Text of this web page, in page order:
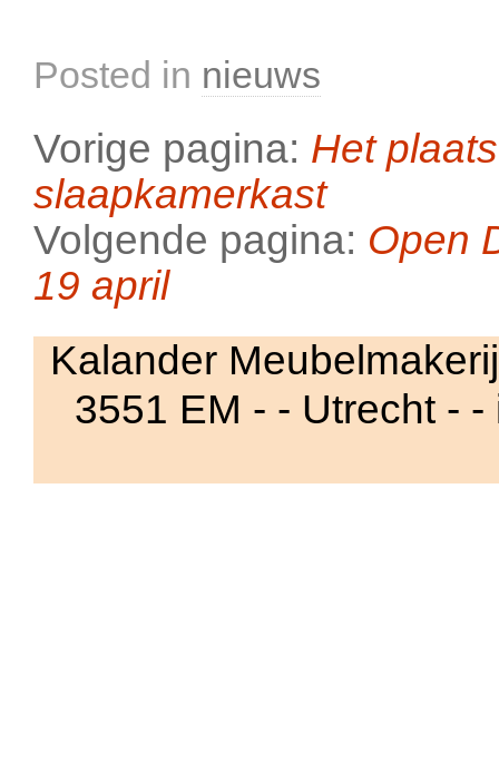
Posted in nieuws
Vorige pagina: Het
slaapkamerkast
Volgende pagina: Open
19 april
Kalander
3551 EM - - Utrecht -